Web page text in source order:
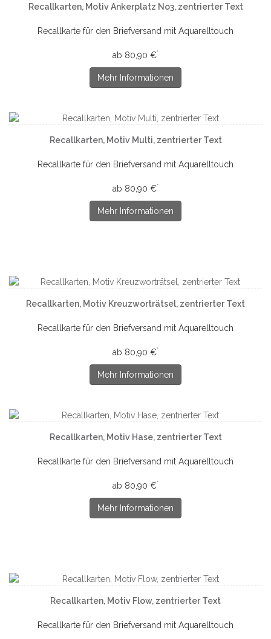
Recallkarten, Motiv Ankerplatz No3, zentrierter Text
Recallkarte für den Briefversand mit Aquarelltouch
ab 80,90 €*
Mehr Informationen
Recallkarten, Motiv Multi, zentrierter Text
Recallkarte für den Briefversand mit Aquarelltouch
ab 80,90 €*
Mehr Informationen
Recallkarten, Motiv Kreuzworträtsel, zentrierter Text
Recallkarte für den Briefversand mit Aquarelltouch
ab 80,90 €*
Mehr Informationen
Recallkarten, Motiv Hase, zentrierter Text
Recallkarte für den Briefversand mit Aquarelltouch
ab 80,90 €*
Mehr Informationen
Recallkarten, Motiv Flow, zentrierter Text
Recallkarte für den Briefversand mit Aquarelltouch